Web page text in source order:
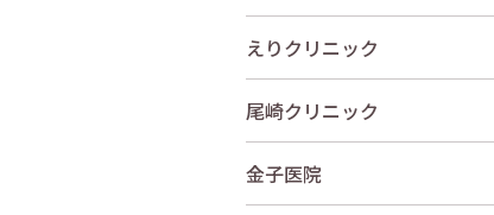
えりクリニック
尾崎クリニック
金子医院